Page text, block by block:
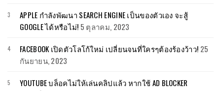
APPLE กำลังพัฒนา SEARCH ENGINE เป็นของตัวเอง จะสู้
GOOGLE ได้หรือไม่! 5 ตุลาคม, 2023
FACEBOOK เปิดตัวโลโก้ใหม่ เปลี่ยนจนที่ใครๆต้องร้องว้าว! 25
กันยายน, 2023
YOUTUBE บล็อคไม่ให้เล่นคลิปแล้ว หากใช้ AD BLOCKER